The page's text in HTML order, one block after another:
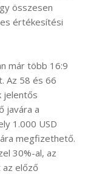
összesen
értékesítési
már több 16:9
Az 58 és 66
jelentős
javára a
1.000 USD
megfizethető.
30%-al, az
előző